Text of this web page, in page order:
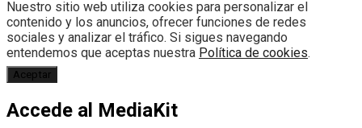
Nuestro sitio web utiliza cookies para personalizar el
contenido y los anuncios, ofrecer funciones de redes
sociales y analizar el tráfico. Si sigues navegando
entendemos que aceptas nuestra Política de cookies.
Aceptar
Accede al MediaKit